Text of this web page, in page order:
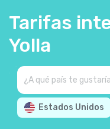
Tarifas
Yolla
Estados Unidos